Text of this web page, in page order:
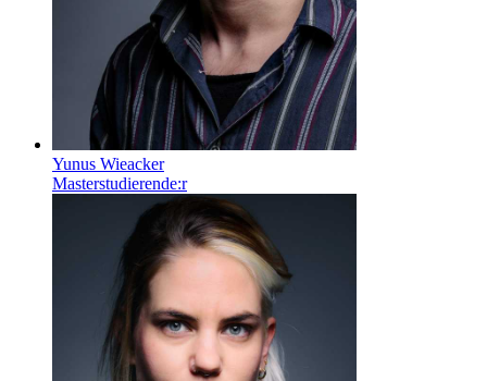
Yunus Wieacker
Masterstudierende:r